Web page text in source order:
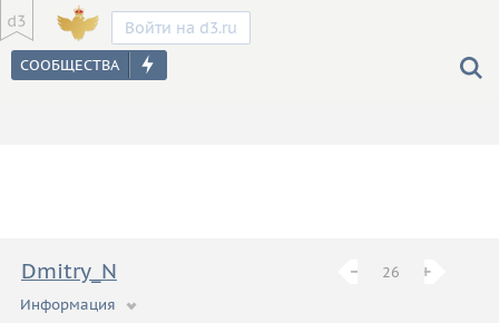
Войти на d3.ru
− 26 +
Dmitry_N
Информация